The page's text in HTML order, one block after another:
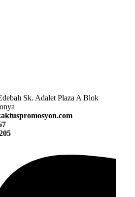
Sk. Adalet Plaza A Blok